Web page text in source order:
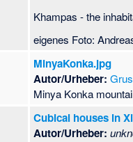
Khampas - the
eigenes Foto:
MinyaKonka.jpg
Autor/Urheber:
Minya Konka
Cubical houses in
Autor/Urheber: